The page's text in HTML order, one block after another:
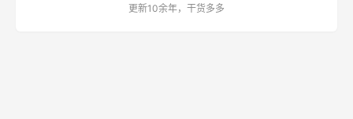
更新10余年，干货多多